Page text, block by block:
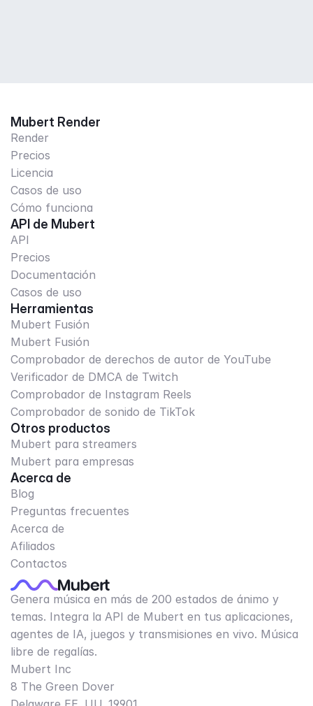
Mubert Render
Render
Precios
Licencia
Casos de uso
Cómo funciona
API de Mubert
API
Precios
Documentación
Casos de uso
Herramientas
Mubert Fusión
Mubert Fusión
Comprobador de derechos de autor de YouTube
Verificador de DMCA de Twitch
Comprobador de Instagram Reels
Comprobador de sonido de TikTok
Otros productos
Mubert para streamers
Mubert para empresas
Acerca de
Blog
Preguntas frecuentes
Acerca de
Afiliados
Contactos
Genera música en más de 200 estados de ánimo y
temas. Integra la API de Mubert en tus aplicaciones,
agentes de IA, juegos y transmisiones en vivo. Música
libre de regalías.
Mubert Inc
8 The Green Dover